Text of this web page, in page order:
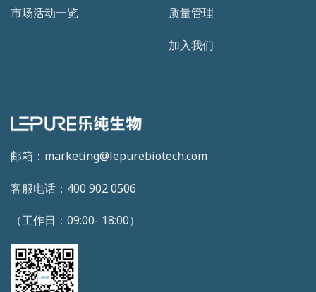
邮箱：marketing@lepurebiotech.com
客服电话：400 902 0506
（工作日：09:00- 18:00）
市场活动一览 质量管理
加入我们